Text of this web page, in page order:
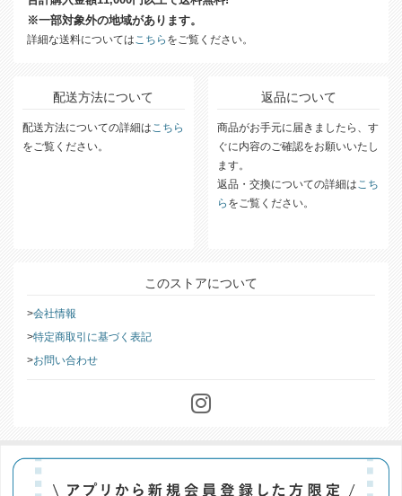
※一部対象外の地域があります。
詳細な送料についてはこちら をご覧ください。
配送方法について
配送方法についての詳細はこちら
をご覧ください。
返品について
商品がお手元に届きましたら、す
ぐに内容のご確認をお願いいたし
ます。
返品・交換についての詳細はこち
ら をご覧ください。
このストアについて
会社情報
特定商取引に基づく表記
お問い合わせ